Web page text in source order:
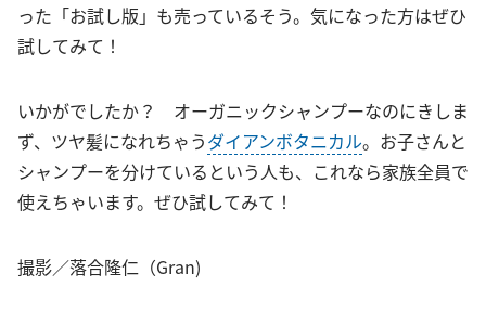
った「お試し版」も売っているそう。気になった方はぜひ
試してみて！
いかがでしたか？ オーガニックシャンプーなのにきしま
ず、ツヤ髪になれちゃうダイアンボタニカル。お子さんと
シャンプーを分けているという人も、これなら家族全員で
使えちゃいます。ぜひ試してみて！
撮影／落合隆仁（Gran)